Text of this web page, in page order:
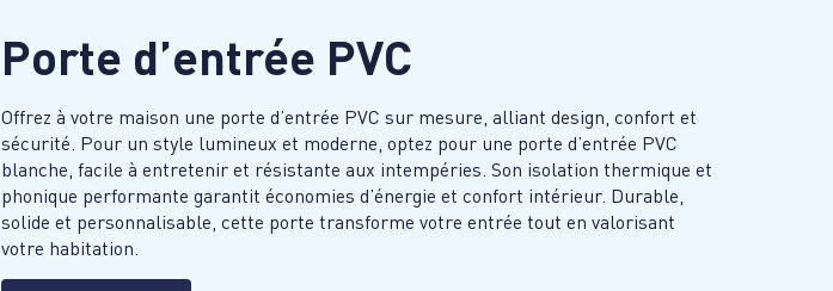
Porte d’entrée PVC
Offrez à votre maison une porte d’entrée PVC sur mesure, alliant design, confort et
sécurité. Pour un style lumineux et moderne, optez pour une porte d’entrée PVC
blanche, facile à entretenir et résistante aux intempéries. Son isolation thermique et
phonique performante garantit économies d’énergie et confort intérieur. Durable,
solide et personnalisable, cette porte transforme votre entrée tout en valorisant
votre habitation.